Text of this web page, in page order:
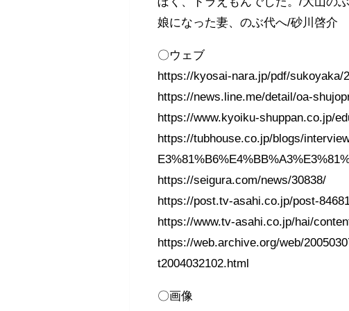
娘になった妻、のぶ代へ/砂川啓介
〇ウェブ
https://kyosai-nara.jp/pdf/sukoyaka/
https://news.line.me/detail/oa-
https://www.kyoiku-shuppan.co.jp/
https://tubhouse.co.jp/blogs/
https://seigura.com/news/30838/
https://post.tv-asahi.co.jp/post-
https://www.tv-asahi.co.jp/hai/
https://web.archive.org/web/
t2004032102.html
〇画像